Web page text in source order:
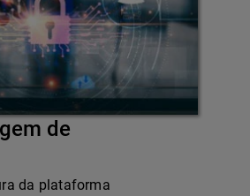
de
da plataforma